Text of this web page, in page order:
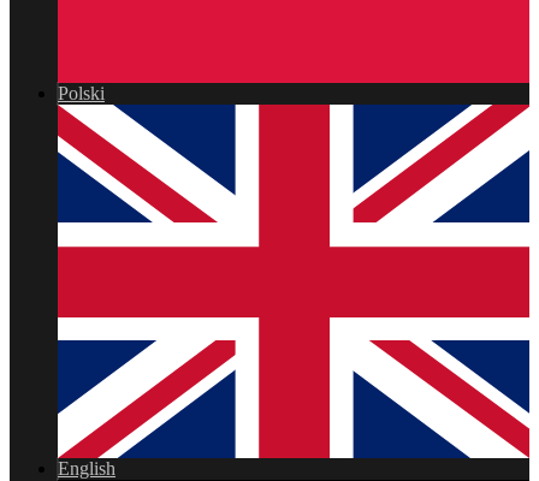
Polski
English